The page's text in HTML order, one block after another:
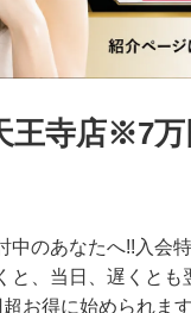
王寺店※7
中のあなたへ!!入会
と、当日、遅くと
お得に始められま